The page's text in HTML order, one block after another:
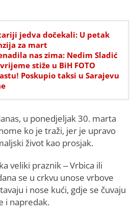
jedva dočekali: U petak
za mart
nas zima: Nedim Sladić
stiže u BiH FOTO
Poskupio taksi u Sarajevu
u ponedjeljak 30. marta
ko je traži, jer je upravo
život kao prosjak.
veliki praznik – Vrbica ili
se u crkvu unose vrbove
i nose kući, gdje se čuvaju
i napredak.